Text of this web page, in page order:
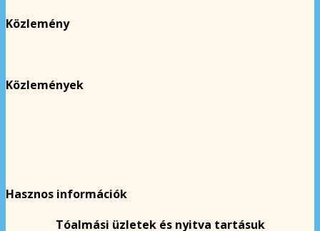
Közlemény
Közlemények
Hasznos információk
Tóalmási üzletek és nyitva tartásuk